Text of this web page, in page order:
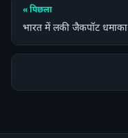
« पिछला
भारत में लकी जैकपॉट धमाका